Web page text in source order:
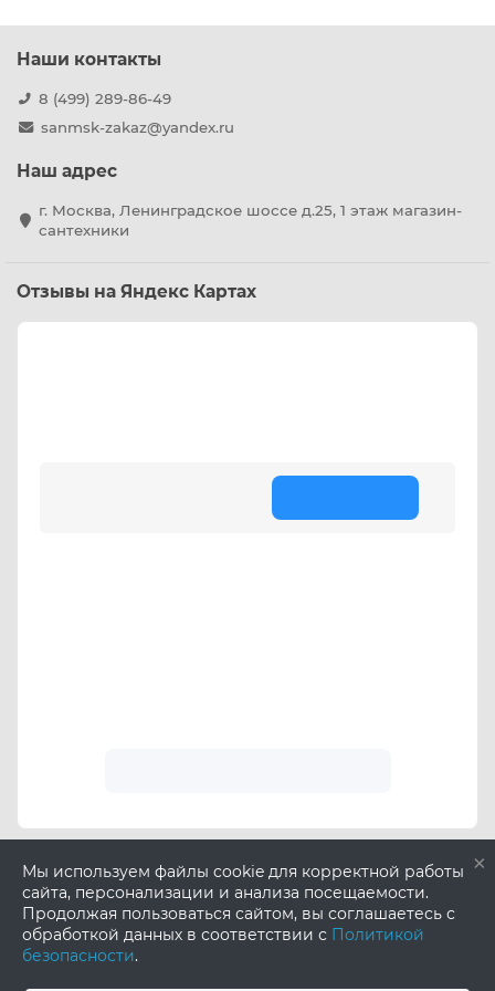
×
Мы используем файлы cookie для корректной работы
сайта, персонализации и анализа посещаемости.
Продолжая пользоваться сайтом, вы соглашаетесь с
обработкой данных в соответствии с Политикой
безопасности.
Наши контакты
8 (499) 289-86-49
sanmsk-zakaz@yandex.ru
Наш адрес
г. Москва, Ленинградское шоссе д.25, 1 этаж магазин-
сантехники
Отзывы на Яндекс Картах